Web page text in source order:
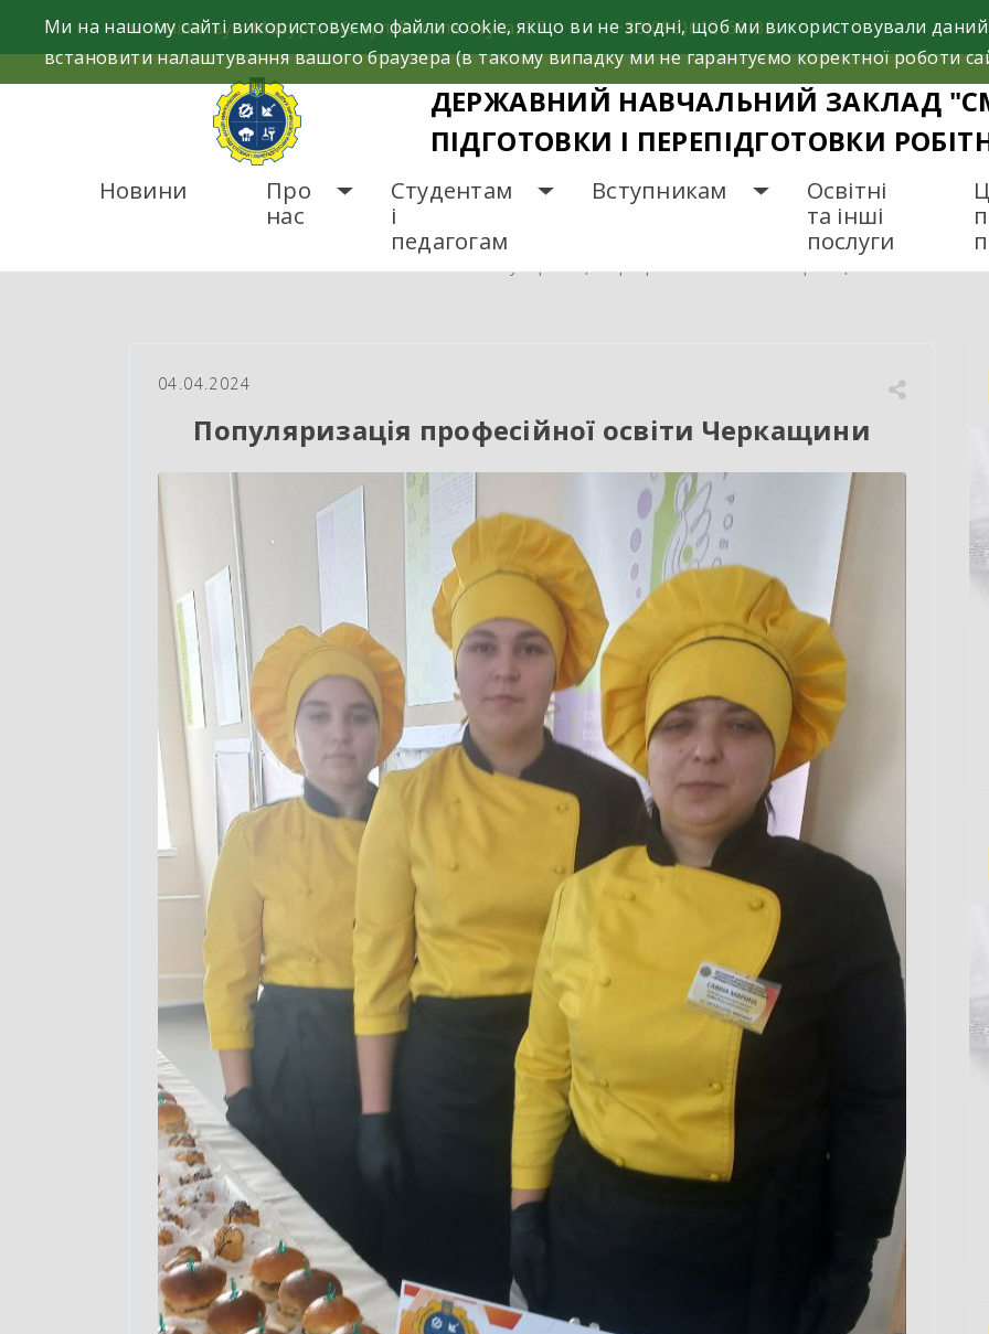
м. Сміла, вул. Мазура, 26; вул. Василя Стуса, 37 +38(098)612-69-32.
ДЕРЖАВНИЙ НАВЧАЛЬНИЙ ЗАКЛАД
ПІДГОТОВКИ І ПЕРЕПІДГОТОВКИ
Новини
Про
нас
Студентам
і
педагогам
Вступникам
Освітні
та інші
послуги
04.04.2024
Популяризація професійної освіти Черкащини
Ми на нашому сайті використовуємо файли cookie, якщо ви не згодні, щоб ми використовували
встановити налаштування вашого браузера (в такому випадку ми не гарантуємо коректної роботи